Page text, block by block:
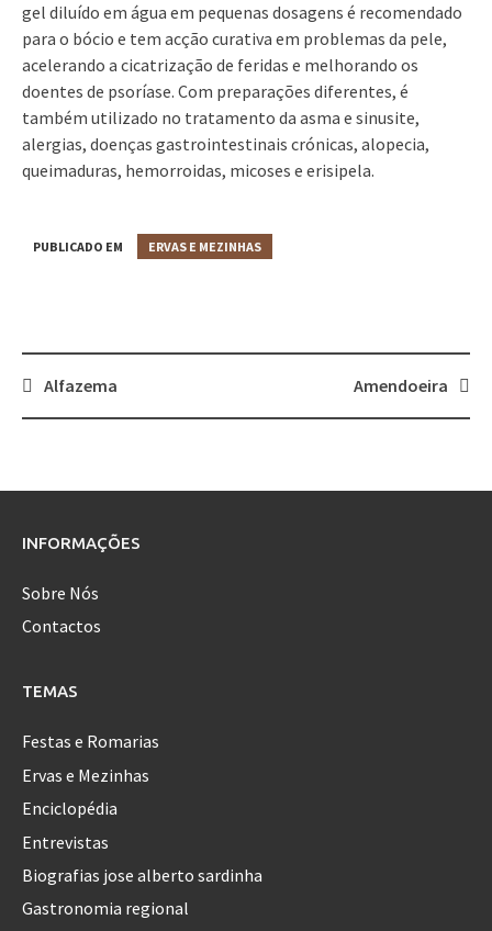
gel diluído em água em pequenas dosagens é recomendado
para o bócio e tem acção curativa em problemas da pele,
acelerando a cicatrização de feridas e melhorando os
doentes de psoríase. Com preparações diferentes, é
também utilizado no tratamento da asma e sinusite,
alergias, doenças gastrointestinais crónicas, alopecia,
queimaduras, hemorroidas, micoses e erisipela.
PUBLICADO EM ERVAS E MEZINHAS
Post
Alfazema Amendoeira
INFORMAÇÕES
Sobre Nós
Contactos
TEMAS
Festas e Romarias
Ervas e Mezinhas
Enciclopédia
Entrevistas
Biografias jose alberto sardinha
Gastronomia regional